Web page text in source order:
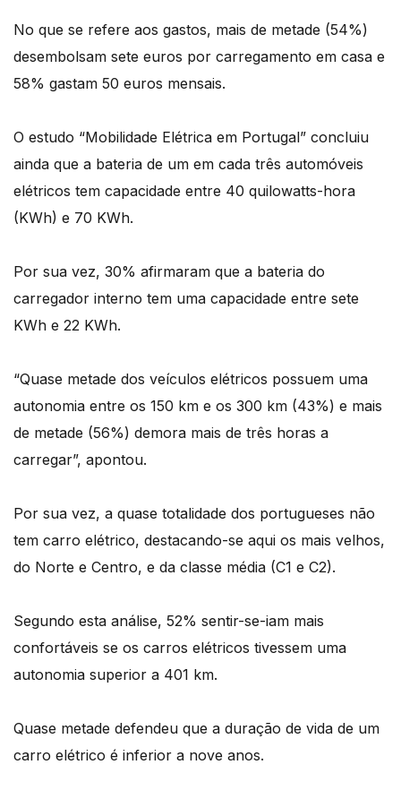
No que se refere aos gastos, mais de metade (54%)
desembolsam sete euros por carregamento em casa e
58% gastam 50 euros mensais.
O estudo “Mobilidade Elétrica em Portugal” concluiu
ainda que a bateria de um em cada três automóveis
elétricos tem capacidade entre 40 quilowatts-hora
(KWh) e 70 KWh.
Por sua vez, 30% afirmaram que a bateria do
carregador interno tem uma capacidade entre sete
KWh e 22 KWh.
“Quase metade dos veículos elétricos possuem uma
autonomia entre os 150 km e os 300 km (43%) e mais
de metade (56%) demora mais de três horas a
carregar”, apontou.
Por sua vez, a quase totalidade dos portugueses não
tem carro elétrico, destacando-se aqui os mais velhos,
do Norte e Centro, e da classe média (C1 e C2).
Segundo esta análise, 52% sentir-se-iam mais
confortáveis se os carros elétricos tivessem uma
autonomia superior a 401 km.
Quase metade defendeu que a duração de vida de um
carro elétrico é inferior a nove anos.